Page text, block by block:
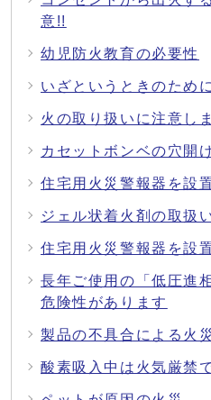
意!!
幼児防火教育の必要性
いざというときのため
火の取り扱いに注意し
カセットボンベの穴開
住宅用火災警報器を設
ジェル状着火剤の取扱
住宅用火災警報器を設
長年ご使用の「低圧進
危険性があります
製品の不具合による火
酸素吸入中は火気厳禁